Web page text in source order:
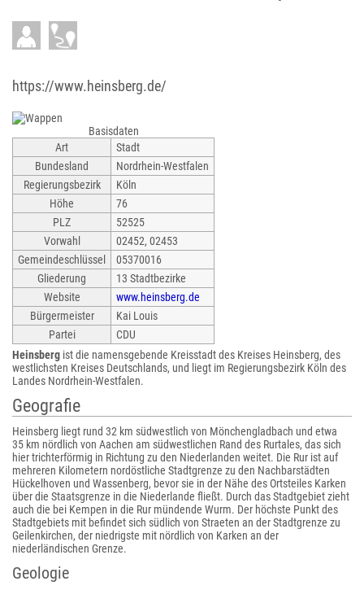
https://www.heinsberg.de/
Basisdaten
Art
Stadt
Bundesland
Nordrhein-Westfalen
Regierungsbezirk
Köln
Höhe
76
PLZ
52525
Vorwahl
02452, 02453
Gemeindeschlüssel
05370016
Gliederung
13 Stadtbezirke
Website
www.heinsberg.de
Bürgermeister
Kai Louis
Partei
CDU
Heinsberg ist die namensgebende Kreisstadt des Kreises Heinsberg, des
westlichsten Kreises Deutschlands, und liegt im Regierungsbezirk Köln des
Landes Nordrhein-Westfalen.
Geografie
Heinsberg liegt rund 32 km südwestlich von Mönchengladbach und etwa
35 km nördlich von Aachen am südwestlichen Rand des Rurtales, das sich
hier trichterförmig in Richtung zu den Niederlanden weitet. Die Rur ist auf
mehreren Kilometern nordöstliche Stadtgrenze zu den Nachbarstädten
Hückelhoven und Wassenberg, bevor sie in der Nähe des Ortsteiles Karken
über die Staatsgrenze in die Niederlande fließt. Durch das Stadtgebiet zieht
auch die bei Kempen in die Rur mündende Wurm. Der höchste Punkt des
Stadtgebiets mit befindet sich südlich von Straeten an der Stadtgrenze zu
Geilenkirchen, der niedrigste mit nördlich von Karken an der
niederländischen Grenze.
Geologie